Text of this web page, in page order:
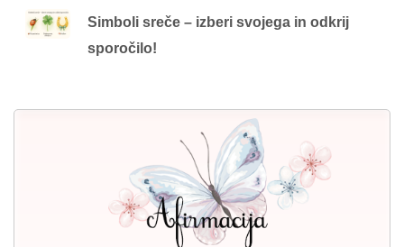
Simboli sreče – izberi svojega in odkrij
sporočilo!